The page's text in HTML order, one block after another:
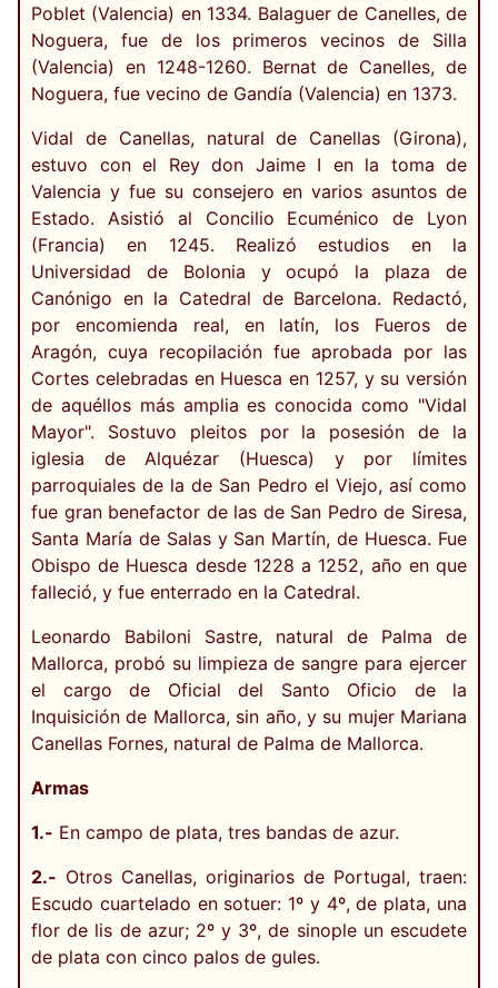
Poblet (Valencia) en 1334. Balaguer de Canelles, de
Noguera, fue de los primeros vecinos de Silla
(Valencia) en 1248-1260. Bernat de Canelles, de
Noguera, fue vecino de Gandía (Valencia) en 1373.
Vidal de Canellas, natural de Canellas (Girona),
estuvo con el Rey don Jaime I en la toma de
Valencia y fue su consejero en varios asuntos de
Estado. Asistió al Concilio Ecuménico de Lyon
(Francia) en 1245. Realizó estudios en la
Universidad de Bolonia y ocupó la plaza de
Canónigo en la Catedral de Barcelona. Redactó,
por encomienda real, en latín, los Fueros de
Aragón, cuya recopilación fue aprobada por las
Cortes celebradas en Huesca en 1257, y su versión
de aquéllos más amplia es conocida como "Vidal
Mayor". Sostuvo pleitos por la posesión de la
iglesia de Alquézar (Huesca) y por límites
parroquiales de la de San Pedro el Viejo, así como
fue gran benefactor de las de San Pedro de Siresa,
Santa María de Salas y San Martín, de Huesca. Fue
Obispo de Huesca desde 1228 a 1252, año en que
falleció, y fue enterrado en la Catedral.
Leonardo Babiloni Sastre, natural de Palma de
Mallorca, probó su limpieza de sangre para ejercer
el cargo de Oficial del Santo Oficio de la
Inquisición de Mallorca, sin año, y su mujer Mariana
Canellas Fornes, natural de Palma de Mallorca.
Armas
1.- En campo de plata, tres bandas de azur.
2.- Otros Canellas, originarios de Portugal, traen:
Escudo cuartelado en sotuer: 1º y 4º, de plata, una
flor de lis de azur; 2º y 3º, de sinople un escudete
de plata con cinco palos de gules.